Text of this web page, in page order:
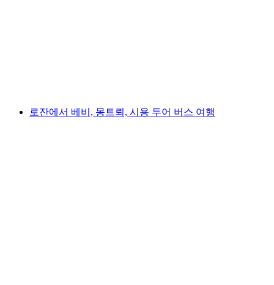
로잔에서 베비, 몽트뢰, 시용 투어 버스 여행